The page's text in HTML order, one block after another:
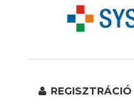
REGISZTRÁCIÓ